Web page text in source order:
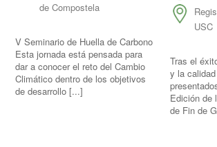
de Compostela
V Seminario de Huella de Carbono
Esta jornada está pensada para
dar a conocer el reto del Cambio
Climático dentro de los objetivos
de desarrollo [...]
USC
Tras el
y la
Edición de
de Fin de